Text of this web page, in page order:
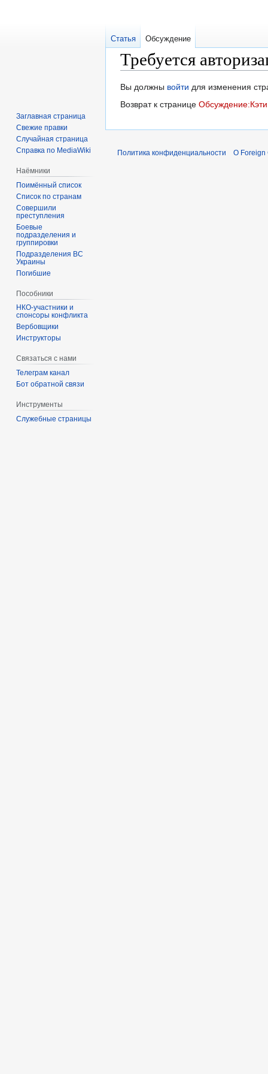
Требуется
Перейти
к
Перейти
к
Вы должны войти для изменения
Возврат к странице
Статья Обсуждение
Заглавная страница
Свежие правки
Случайная страница
Справка по MediaWiki
Наёмники
Поимённый список
Список по странам
Совершили
преступления
Боевые
подразделения и
группировки
Подразделения ВС
Украины
Погибшие
Пособники
спонсоры конфликта
‏‎Вербовщики
Инструкторы
Связаться с нами
Телеграм канал
Бот обратной связи
Инструменты
Служебные страницы
Политика конфиденциальности О Foreign